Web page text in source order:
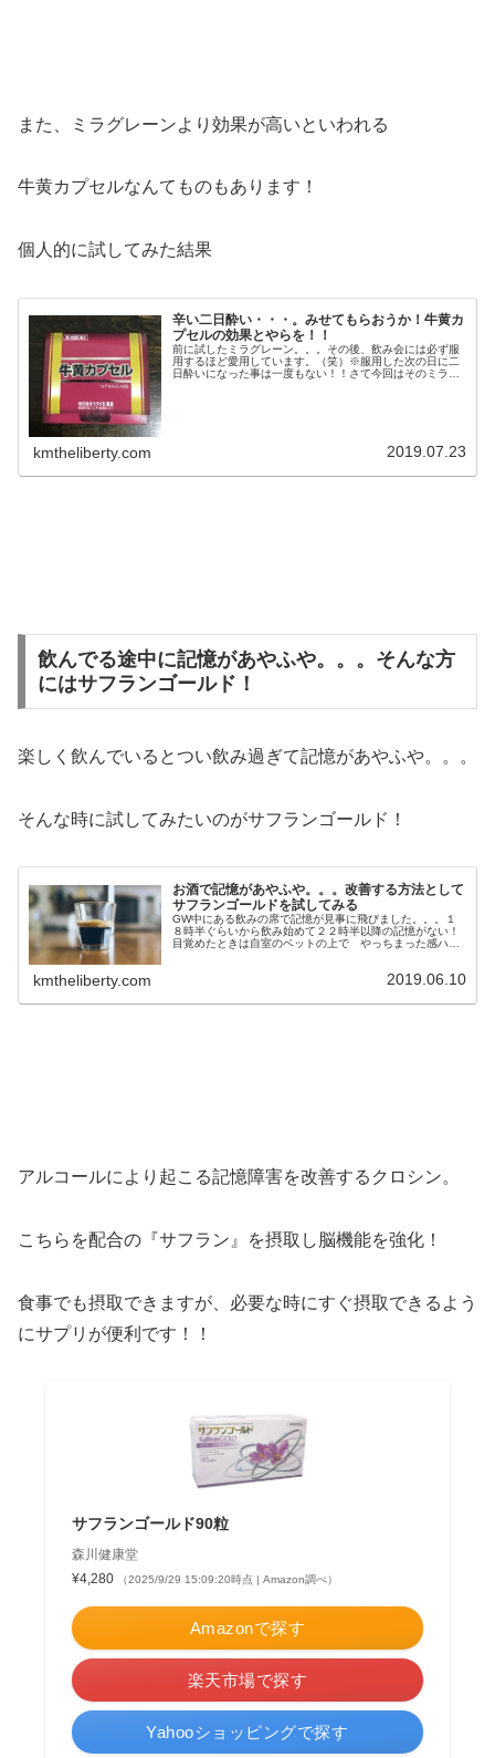
また、ミラグレーンより効果が高いといわれる
牛黄カプセルなんてものもあります！
個人的に試してみた結果
辛い二日酔い・・・。みせてもらおうか！牛黄カ
プセルの効果とやらを！！
前に試したミラグレーン。。。その後、飲み会には必ず服
用するほど愛用しています。（笑）※服用した次の日に二
日酔いになった事は一度もない！！さて今回はそのミラグ
kmtheliberty.com 2019.07.23
飲んでる途中に記憶があやふや。。。そんな方
にはサフランゴールド！
楽しく飲んでいるとつい飲み過ぎて記憶があやふや。。。
そんな時に試してみたいのがサフランゴールド！
お酒で記憶があやふや。。。改善する方法として
サフランゴールドを試してみる
GW中にある飲みの席で記憶が見事に飛びました。。。１
８時半ぐらいから飲み始めて２２時半以降の記憶がない！
目覚めたときは自室のベットの上で やっちまった感ハン
kmtheliberty.com 2019.06.10
アルコールにより起こる記憶障害を改善するクロシン。
こちらを配合の『サフラン』を摂取し脳機能を強化！
食事でも摂取できますが、必要な時にすぐ摂取できるよう
にサプリが便利です！！
サフランゴールド90粒
森川健康堂
¥4,280
（2025/9/29 15:09:20時点 | Amazon調べ）
Amazonで探す
楽天市場で探す
Yahooショッピングで探す